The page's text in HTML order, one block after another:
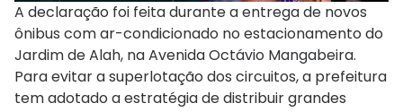
A declaração foi feita durante a entrega de novos
ônibus com ar-condicionado no estacionamento do
Jardim de Alah, na Avenida Octávio Mangabeira.
Para evitar a superlotação dos circuitos, a prefeitura
tem adotado a estratégia de distribuir grandes